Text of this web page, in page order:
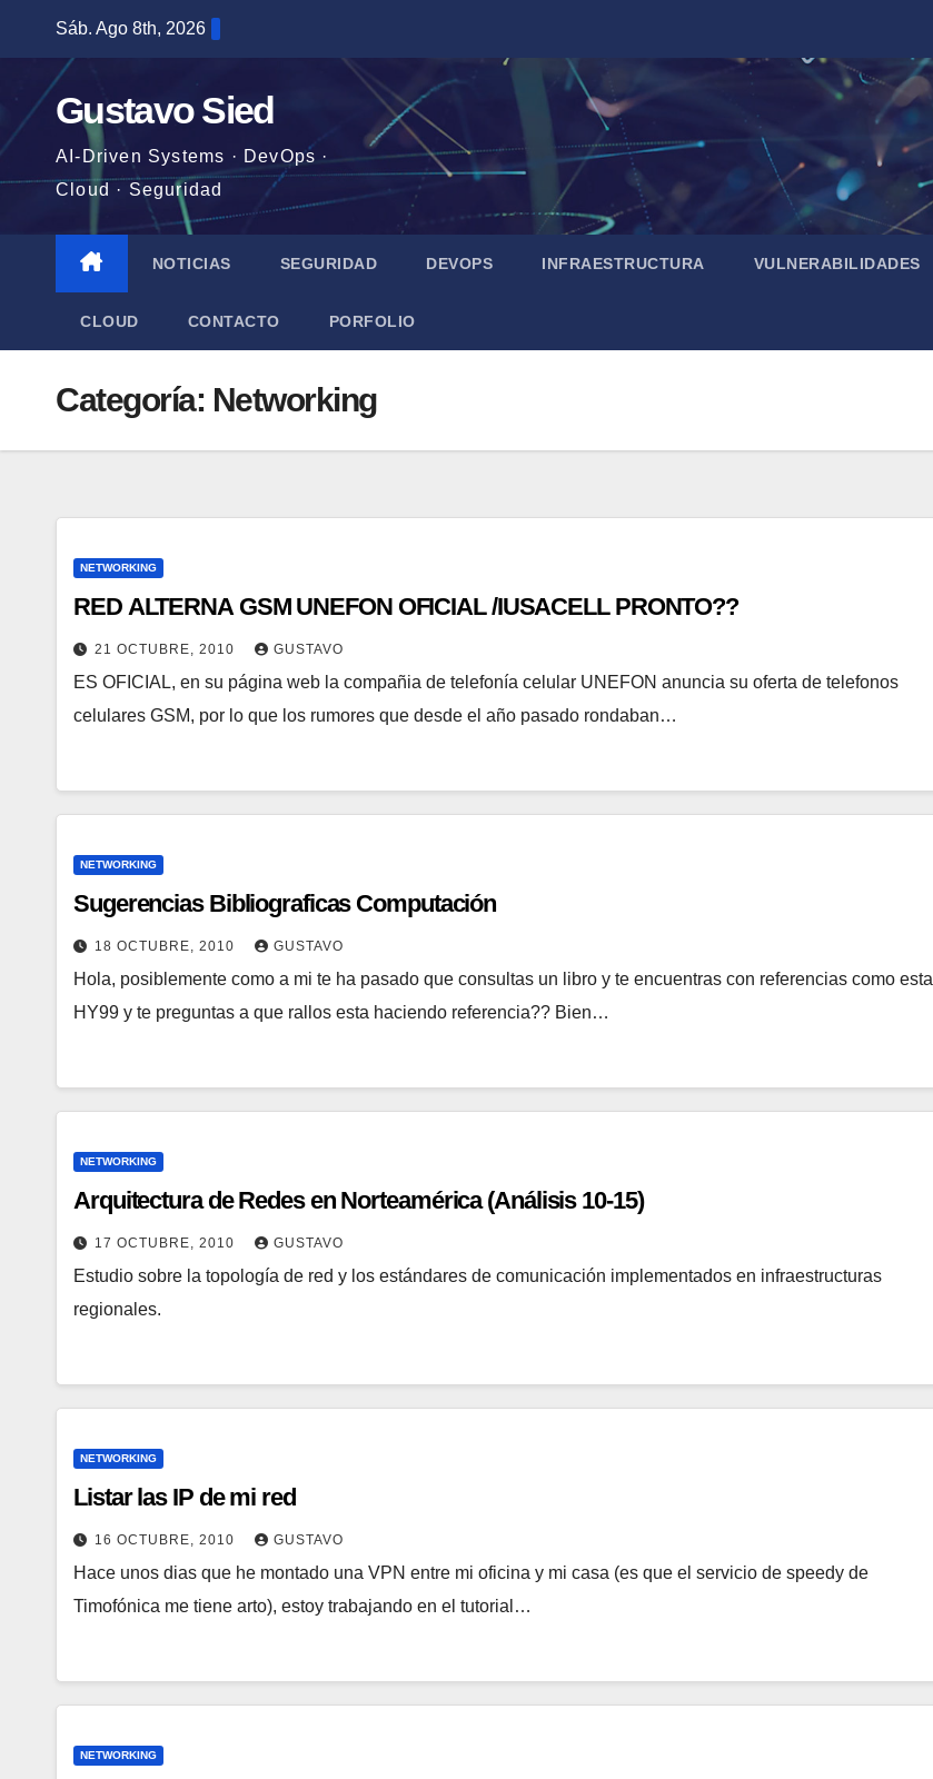
contenido
Sáb. Ago 8th, 2026
Gustavo Sied
AI-Driven Systems · DevOps ·
Cloud · Seguridad
NOTICIAS SEGURIDAD DEVOPS INFRAESTRUCTURA VULNERABILIDADES
CLOUD CONTACTO PORFOLIO
Categoría: Networking
NETWORKING
RED ALTERNA GSM UNEFON OFICIAL /IUSACELL PRONTO??
21 OCTUBRE, 2010 GUSTAVO
ES OFICIAL, en su página web la compañia de telefonía celular UNEFON anuncia su oferta de telefonos
celulares GSM, por lo que los rumores que desde el año pasado rondaban…
NETWORKING
Sugerencias Bibliograficas Computación
18 OCTUBRE, 2010 GUSTAVO
Hola, posiblemente como a mi te ha pasado que consultas un libro y te encuentras con referencias como esta
HY99 y te preguntas a que rallos esta haciendo referencia?? Bien…
NETWORKING
Arquitectura de Redes en Norteamérica (Análisis 10-15)
17 OCTUBRE, 2010 GUSTAVO
Estudio sobre la topología de red y los estándares de comunicación implementados en infraestructuras
regionales.
NETWORKING
Listar las IP de mi red
16 OCTUBRE, 2010 GUSTAVO
Hace unos dias que he montado una VPN entre mi oficina y mi casa (es que el servicio de speedy de
Timofónica me tiene arto), estoy trabajando en el tutorial…
NETWORKING